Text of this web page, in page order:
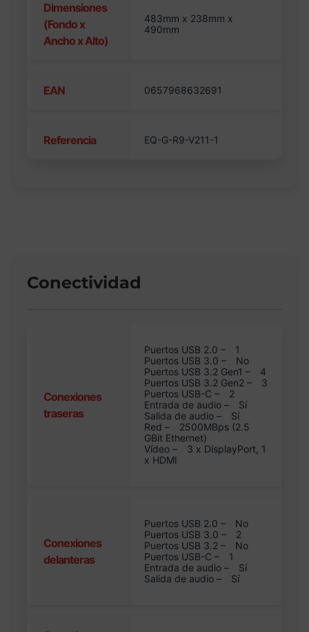
Dimensiones
(Fondo x
Ancho x Alto)
483mm x 238mm x
490mm
EAN 0657968632691
Referencia EQ-G-R9-V211-1
Conectividad
Conexiones
traseras
Puertos USB 2.0 –
1
Puertos USB 3.0 –
No
Puertos USB 3.2 Gen1 –
4
Puertos USB 3.2 Gen2 –
3
Puertos USB-C –
2
Entrada de audio –
Sí
Salida de audio –
Sí
Red –
2500MBps (2.5
GBit Ethernet)
Vídeo –
3 x DisplayPort, 1
x HDMI
Conexiones
delanteras
Puertos USB 2.0 –
No
Puertos USB 3.0 –
2
Puertos USB 3.2 –
No
Puertos USB-C –
1
Entrada de audio –
Sí
Salida de audio –
Sí